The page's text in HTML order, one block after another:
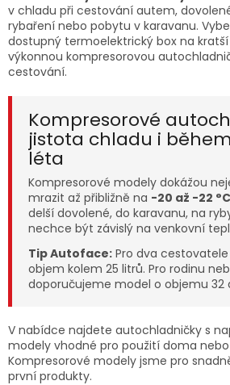
v chladu při cestování autem,
rybaření nebo pobytu v karavanu.
dostupný termoelektrický box na
výkonnou kompresorovou
cestování.
Kompresorové
jistota chladu i
léta
Kompresorové modely dokážou
mrazit až přibližně na -20 až -22 °C
delší dovolené, do karavanu, na
nechce být závislý na venkovní
Tip Autoface: Pro dva
objem kolem 25 litrů. Pro rodinu
doporučujeme model o objemu 32
V nabídce najdete autochladničky s
modely vhodné pro použití doma
Kompresorové modely jsme pro
první produkty.